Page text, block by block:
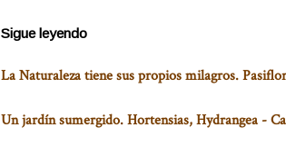
Sigue leyendo
La Naturaleza tiene sus propios milagros.
Un jardín sumergido. Hortensias, Hydrangea -